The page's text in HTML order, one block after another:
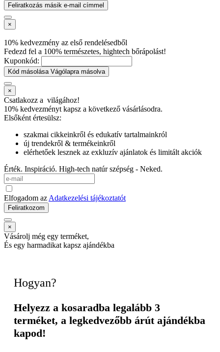
Feliratkozás másik e-mail címmel
×
10% kedvezmény az első rendelésedből
Fedezd fel a 100% természetes, hightech bőrápolást!
Kuponkód:
Kód másolása Vágólapra másolva
×
Csatlakozz a világához!
10% kedvezményt kapsz a következő vásárlásodra.
Elsőként értesülsz:
szakmai cikkeinkről és edukatív tartalmainkról
új trendekről & termékeinkről
elérhetőek lesznek az exkluzív ajánlatok és limitált akciók
Érték. Inspiráció. High-tech natúr szépség - Neked.
Elfogadom az Adatkezelési tájékoztatót
Feliratkozom
×
Vásárolj még egy terméket,
És egy harmadikat kapsz ajándékba
Hogyan?
Helyezz a kosaradba legalább 3
terméket, a legkedvezőbb árút ajándékba
kapod!